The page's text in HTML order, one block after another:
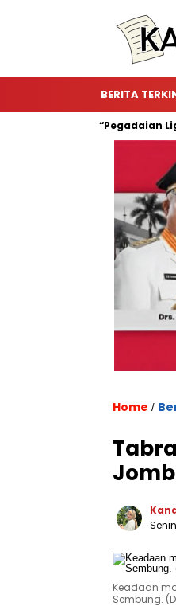
BERITA
Utama “Pegadaian Liga 2
Home /
Keadaan
Sembung.